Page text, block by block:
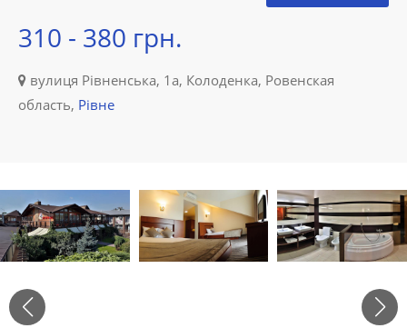
310 - 380 грн.
вулиця Рівненська, 1a, Колоденка, Ровенская
область, Рівне